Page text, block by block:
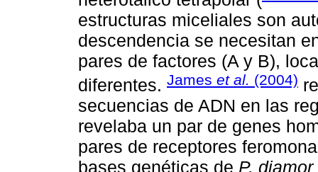
estructuras miceliales son
descendencia se necesitan
pares de factores (A y B),
diferentes. James et al. (2004)
secuencias de ADN en las
revelaba un par de genes
pares de receptores
bases genéticas de P. djamor